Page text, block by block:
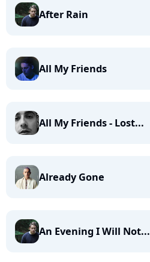
After Rain
All My Friends
All My Friends - Lost...
Already Gone
An Evening I Will Not...